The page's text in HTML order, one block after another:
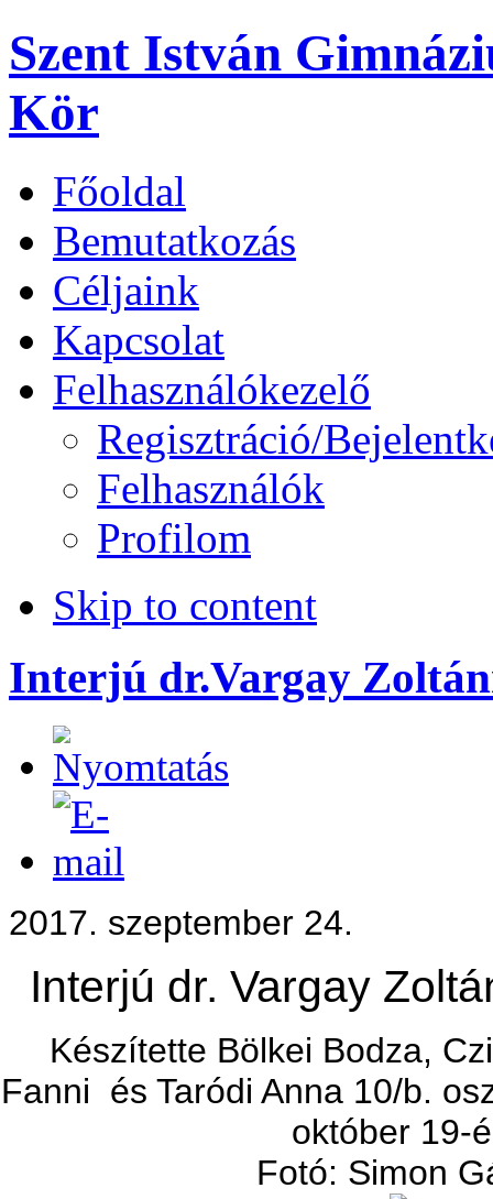
Szent István
Kör
Főoldal
Bemutatkozás
Céljaink
Kapcsolat
Felhasználókezelő
Regisztráció/
Felhasználók
Profilom
Skip to content
Interjú dr.Vargay
2017. szeptember 24.
Interjú dr. Vargay
Készítette Bölkei Bodza,
Fanni és Taródi Anna 10/b.
október 19-
Fotó: Simon